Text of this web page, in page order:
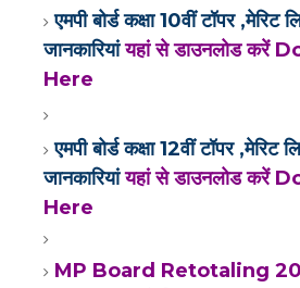
एमपी बोर्ड कक्षा 10वीं टॉपर ,मेरिट
जानकारियांयहां से डाउनलोड करें
Here
एमपी बोर्ड कक्षा 12वीं टॉपर ,मेरिट
जानकारियांयहां से डाउनलोड करें
Here
MP Board Retotaling